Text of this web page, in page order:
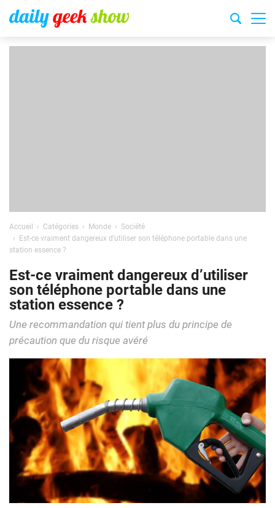
Accueil Catégories Monde
Société
Est-ce vraiment dangereux d’utiliser son téléphone portable dans une
station essence ?
Est-ce vraiment dangereux d’utiliser
son téléphone portable dans une
station essence ?
Une recommandation qui tient plus du principe de
précaution que du risque avéré